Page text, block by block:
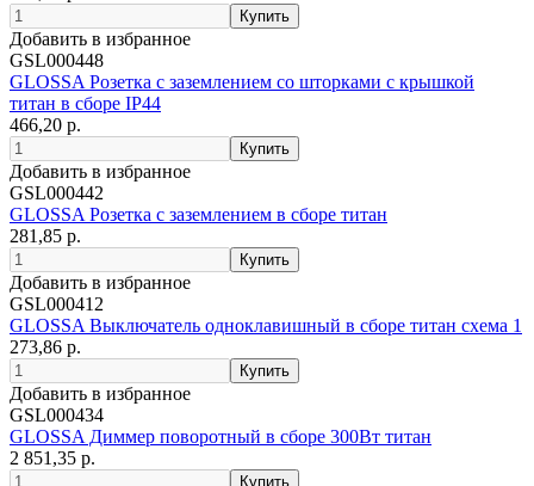
Добавить в избранное
GSL000448
GLOSSA Розетка с заземлением со шторками с крышкой
титан в сборе IP44
466,20 р.
Добавить в избранное
GSL000442
GLOSSA Розетка с заземлением в сборе титан
281,85 р.
Добавить в избранное
GSL000412
GLOSSA Выключатель одноклавишный в сборе титан схема 1
273,86 р.
Добавить в избранное
GSL000434
GLOSSA Диммер поворотный в сборе 300Вт титан
2 851,35 р.